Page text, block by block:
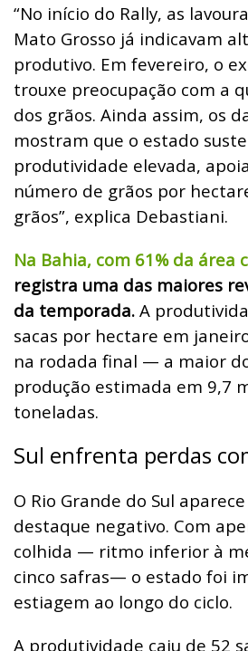
“No início do Rally, as
Mato Grosso já indicavam
produtivo. Em fevereiro, o
trouxe preocupação com a
dos grãos. Ainda assim, os
mostram que o estado
produtividade elevada,
número de grãos por
grãos”, explica Debastiani.
Na Bahia, com 61% da área
registra uma das maiores
da temporada. A
sacas por hectare em
na rodada final — a maior
produção estimada em 9,7
toneladas.
Sul enfrenta perdas
O Rio Grande do Sul
destaque negativo. Com
colhida — ritmo inferior à
cinco safras— o estado foi
estiagem ao longo do ciclo.
A produtividade caiu de 52